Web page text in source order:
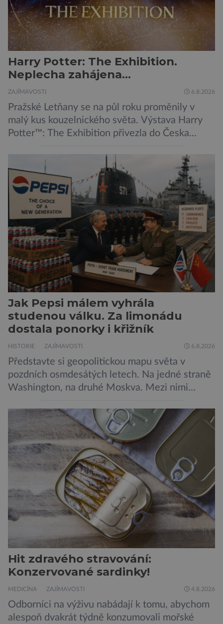
Harry Potter: The Exhibition.
Neplecha zahájena…
ZAJÍMAVOSTI 6.8.2026
Pražské Letňany se na půl roku proměnily v
malý kus kouzelnického světa. Výstava Harry
Potter™: The Exhibition přivezla do Česka
Bradavice, Hagridovu chýši i učebny, ve
kterých si můžete zkusit kouzla na vlastní kůži.
Nechte tedy mudlovské starosti přede dveřmi.
Neplecha byla zahájena. Dopis z Bradavic
možná stále nepřišel, ale […]
Jak Pepsi málem vyhrála
studenou válku. Za limonádu
dostala ponorky i křižník
HISTORIE ZAJÍMAVOSTI 6.8.2026
Představte si geopolitickou mapu světa v
pozdních osmdesátých letech. Na jedné straně
Washington, na druhé Moskva. Mezi nimi
padesátkrát dokola, železná opona a miliony
vojáků v permanentní pohotovosti. A pak je tu
Donald Kendall, generální ředitel společnosti
PepsiCo, který se v květnu roku 1989 stává
admirálem flotily, jež čítá sedmnáct […]
Hit zdravého stravování:
Konzervované sardinky!
MEDICÍNA ZAJÍMAVOSTI 4.8.2026
Odborníci na výživu nabádají k tomu, abychom
alespoň dvakrát týdně konzumovali mořské